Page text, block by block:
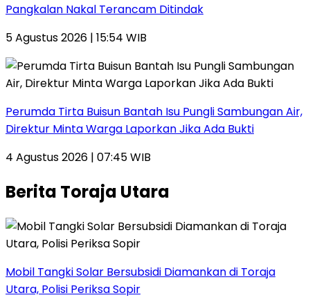
Pangkalan Nakal Terancam Ditindak
5 Agustus 2026 | 15:54 WIB
Perumda Tirta Buisun Bantah Isu Pungli Sambungan Air,
Direktur Minta Warga Laporkan Jika Ada Bukti
4 Agustus 2026 | 07:45 WIB
Berita Toraja Utara
Mobil Tangki Solar Bersubsidi Diamankan di Toraja
Utara, Polisi Periksa Sopir